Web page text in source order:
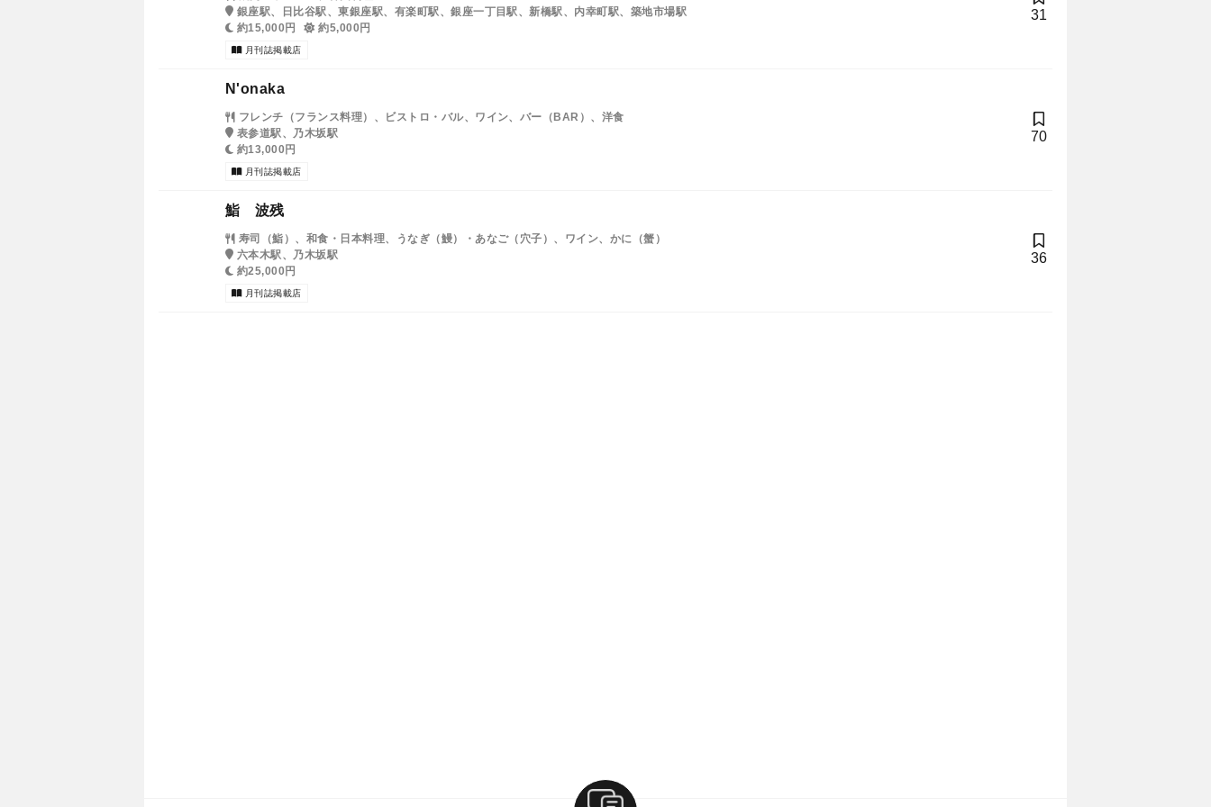
銀座駅、日比谷駅、東銀座駅、有楽町駅、銀座一丁目駅、新橋駅、内幸町駅、築地市場駅
約15,000円
約5,000円
月刊誌掲載店
31
N'onaka
フレンチ（フランス料理）、ビストロ・バル、ワイン、バー（BAR）、洋食
表参道駅、乃木坂駅
約13,000円
月刊誌掲載店
70
鮨 波残
寿司（鮨）、和食・日本料理、うなぎ（鰻）・あなご（穴子）、ワイン、かに（蟹）
六本木駅、乃木坂駅
約25,000円
月刊誌掲載店
36